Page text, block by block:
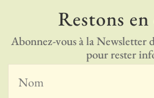
Restons
Abonnez-vous à la Newsletter
pour rester